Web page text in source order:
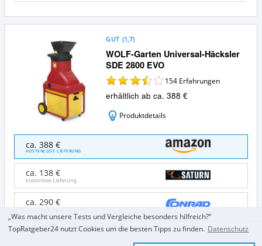
WOLF-Garten Universal-Häcksler
SDE 2800 EVO
GUT (1,7)
154 Erfahrungen
erhältlich ab ca. 388 €
Produktdetails
Garten
Universal-
Häcksler
SDE
2800
EVO
Angebote:
Wo
ist
ca. 388 €
KOSTENLOSE LIEFERUNG
ca. 138 €
kostenlose Lieferung
ca. 290 €
alle 10 Angebote ansehen
„Was macht unsere Tests und Vergleiche besonders hilfreich?“
TopRatgeber24 nutzt Cookies um die besten Tipps zu finden. Datenschutz